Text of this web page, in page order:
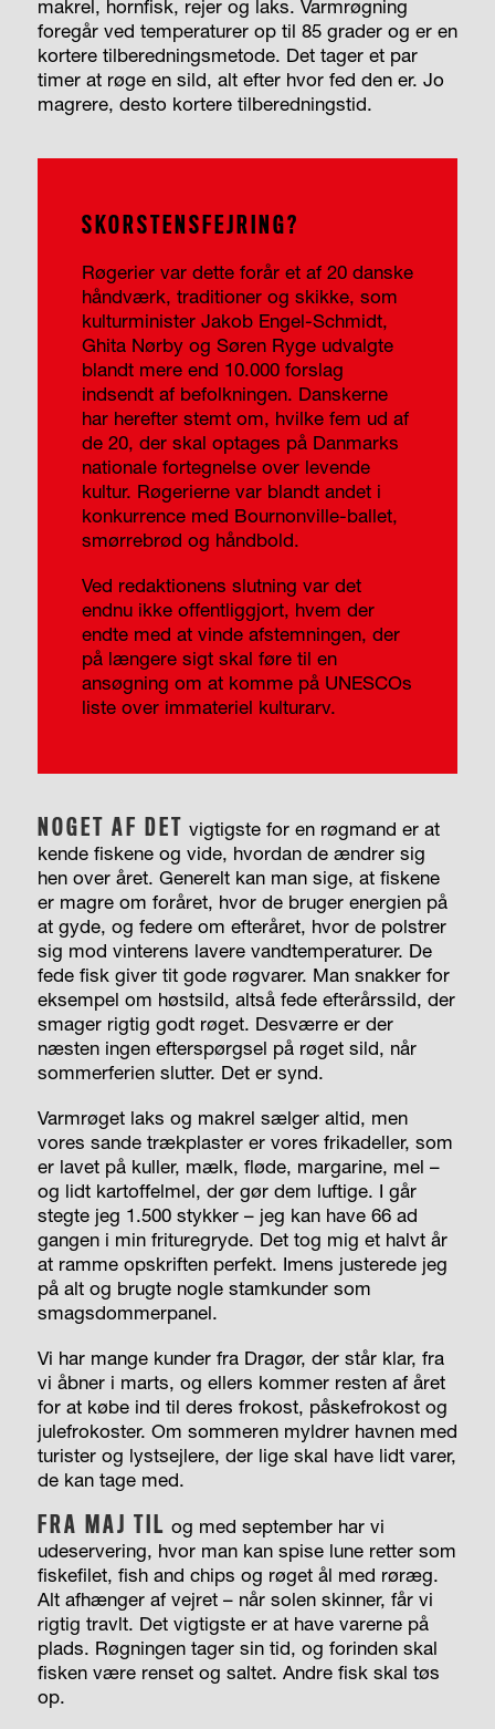
makrel, hornfisk, rejer og laks. Varmrøgning
foregår ved temperaturer op til 85 grader og er en
kortere tilberedningsmetode. Det tager et par
timer at røge en sild, alt efter hvor fed den er. Jo
magrere, desto kortere tilberedningstid.
SKORSTENSFEJRING?
Røgerier var dette forår et af 20 danske
håndværk, traditioner og skikke, som
kulturminister Jakob Engel-Schmidt,
Ghita Nørby og Søren Ryge udvalgte
blandt mere end 10.000 forslag
indsendt af befolkningen. Danskerne
har herefter stemt om, hvilke fem ud af
de 20, der skal optages på Danmarks
nationale fortegnelse over levende
kultur. Røgerierne var blandt andet i
konkurrence med Bournonville-ballet,
smørrebrød og håndbold.
Ved redaktionens slutning var det
endnu ikke offentliggjort, hvem der
endte med at vinde afstemningen, der
på længere sigt skal føre til en
ansøgning om at komme på UNESCOs
liste over immateriel kulturarv.
NOGET AF DET vigtigste for en røgmand er at
kende fiskene og vide, hvordan de ændrer sig
hen over året. Generelt kan man sige, at fiskene
er magre om foråret, hvor de bruger energien på
at gyde, og federe om efteråret, hvor de polstrer
sig mod vinterens lavere vandtemperaturer. De
fede fisk giver tit gode røgvarer. Man snakker for
eksempel om høstsild, altså fede efterårssild, der
smager rigtig godt røget. Desværre er der
næsten ingen efterspørgsel på røget sild, når
sommerferien slutter. Det er synd.
Varmrøget laks og makrel sælger altid, men
vores sande trækplaster er vores frikadeller, som
er lavet på kuller, mælk, fløde, margarine, mel –
og lidt kartoffelmel, der gør dem luftige. I går
stegte jeg 1.500 stykker – jeg kan have 66 ad
gangen i min frituregryde. Det tog mig et halvt år
at ramme opskriften perfekt. Imens justerede jeg
på alt og brugte nogle stamkunder som
smagsdommerpanel.
Vi har mange kunder fra Dragør, der står klar, fra
vi åbner i marts, og ellers kommer resten af året
for at købe ind til deres frokost, påskefrokost og
julefrokoster. Om sommeren myldrer havnen med
turister og lystsejlere, der lige skal have lidt varer,
de kan tage med.
FRA MAJ TIL og med september har vi
udeservering, hvor man kan spise lune retter som
fiskefilet, fish and chips og røget ål med røræg.
Alt afhænger af vejret – når solen skinner, får vi
rigtig travlt. Det vigtigste er at have varerne på
plads. Røgningen tager sin tid, og forinden skal
fisken være renset og saltet. Andre fisk skal tøs
op.